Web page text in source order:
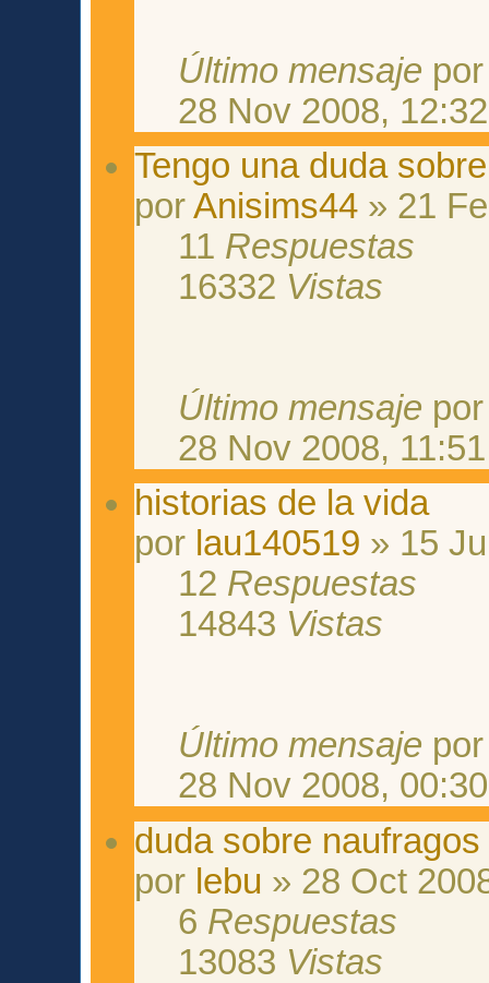
Último mensaje
28 Nov 2008, 12:32
Tengo una duda
porAnisims44 » 21
11 Respuestas
16332 Vistas
Último mensaje
28 Nov 2008, 11:51
historias de la vida
por lau140519 » 15
12 Respuestas
14843 Vistas
Último mensaje
28 Nov 2008, 00:30
duda sobre naufragos
por lebu » 28 Oct
6 Respuestas
13083 Vistas